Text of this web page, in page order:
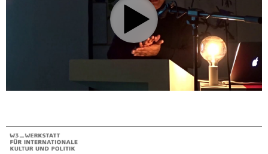
0:00 /1:08:28